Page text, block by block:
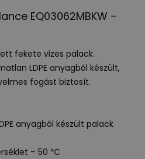
EQ03062MBKW –
fekete vizes palack.
LDPE anyagból készült,
fogást biztosít.
anyagból készült palack
– 50 ℃